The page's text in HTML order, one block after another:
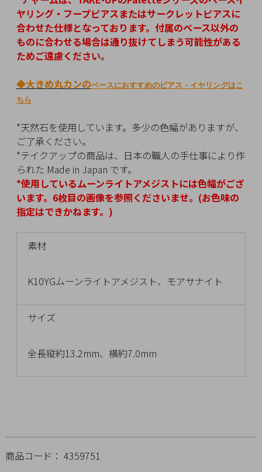
ヤリング・フープピアスまたはサークレットピアスに
合わせた仕様となっております。 付属のベース以外の
ものに合わせる場合は通り抜けてしまう可能性がある
ためご遠慮ください。
◆大きめ丸カンのベースにおすすめのピアス・イヤリングはこ
ちら
*天然石を使用しています。多少の色幅がありますが、
ご了承ください。
*テイクアップの商品は、日本の職人の手仕事により作
られた Made in Japan です。
*使用しているムーンライトアメジストには色幅がござ
います。6枚目の画像を参照くださいませ。(お色味の
指定はできかねます。)
素材
K10YGムーンライトアメジスト、モアサナイト
サイズ
全長縦約13.2mm、横約7.0mm
商品コード： 4359751
チ
ェ
ッ
ク
た
商
ご
利
用
ガ
ド
SHOP
LIST